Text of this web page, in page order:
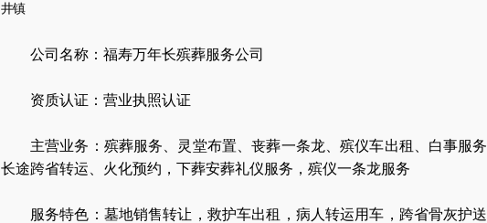
井镇
公司名称： 福寿万年长殡葬服务公司
资质认证：营业执照认证
主营业务： 殡葬服务 灵堂布置 、丧葬一条龙 、殡仪车出租 白事服务
长途跨省转运
火化预约 ， 下葬安葬礼仪服务 ， 殡仪一条龙服务
服务特色： 墓地销售转让 ， 救护车出租 ， 病人转运用车 ， 跨省骨灰护送